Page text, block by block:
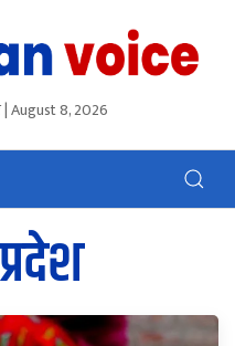
| August 8, 2026